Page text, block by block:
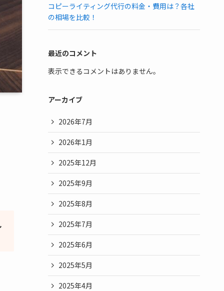
コピーライティング代行の料金・費用は？各社
の相場を比較！
最近のコメント
表示できるコメントはありません。
アーカイブ
2026年7月
2026年1月
2025年12月
2025年9月
2025年8月
2025年7月
2025年6月
2025年5月
2025年4月